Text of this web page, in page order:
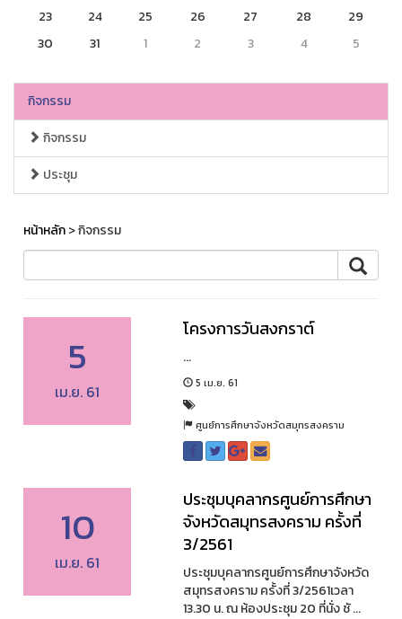
23
24 25 26 27 28
29
30
31 1 2 3 4 5
กิจกรรม
กิจกรรม
ประชุม
หน้าหลัก> กิจกรรม
5
เม.ย. 61
โครงการวันสงกราต์
...
5 เม.ย. 61
ศูนย์การศึกษาจังหวัดสมุทรสงคราม
10
เม.ย. 61
ประชุมบุคลากรศูนย์การศึกษา
จังหวัดสมุทรสงคราม ครั้งที่
3/2561
ประชุมบุคลากรศูนย์การศึกษาจังหวัด
สมุทรสงคราม ครั้งที่ 3/2561เวลา
13.30 น. ณ ห้องประชุม 20 ที่นั่ง ชั ...